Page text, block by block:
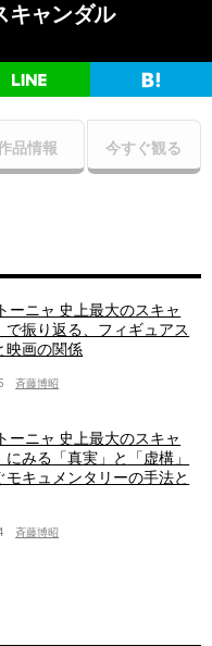
キャンダル
品情報 今すぐ観る
ーニャ 史上最大のスキャ
で振り返る、フィギュアス
映画の関係
斉藤博昭
ーニャ 史上最大のスキャ
にみる「真実」と「虚構」
モキュメンタリーの手法と
斉藤博昭